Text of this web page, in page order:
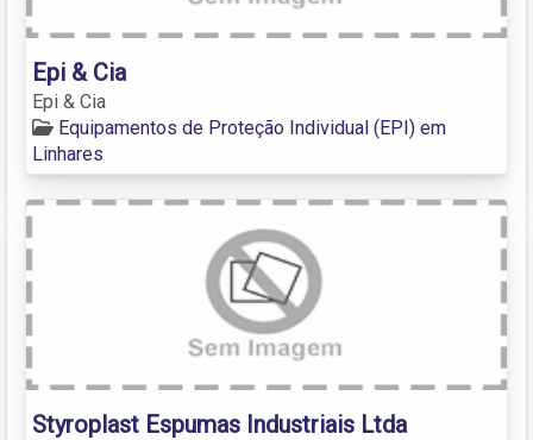
Epi & Cia
Epi & Cia
Equipamentos de Proteção Individual (EPI) em
Linhares
Styroplast Espumas Industriais Ltda